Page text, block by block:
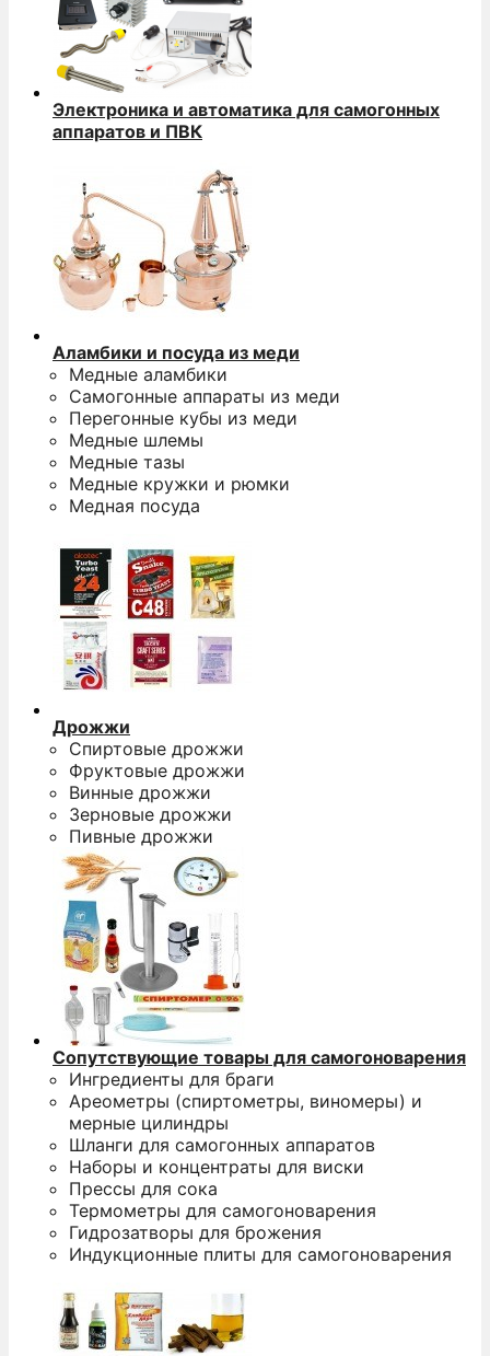
Электроника и автоматика для самогонных
аппаратов и ПВК
Аламбики и посуда из меди
Медные аламбики
Самогонные аппараты из меди
Перегонные кубы из меди
Медные шлемы
Медные тазы
Медные кружки и рюмки
Медная посуда
Дрожжи
Спиртовые дрожжи
Фруктовые дрожжи
Винные дрожжи
Зерновые дрожжи
Пивные дрожжи
Сопутствующие товары для самогоноварения
Ингредиенты для браги
Ареометры (спиртометры, виномеры) и
мерные цилиндры
Шланги для самогонных аппаратов
Наборы и концентраты для виски
Прессы для сока
Термометры для самогоноварения
Гидрозатворы для брожения
Индукционные плиты для самогоноварения